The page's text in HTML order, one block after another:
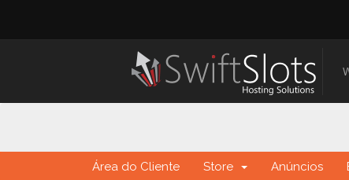
Área do Cliente Store Anúncios